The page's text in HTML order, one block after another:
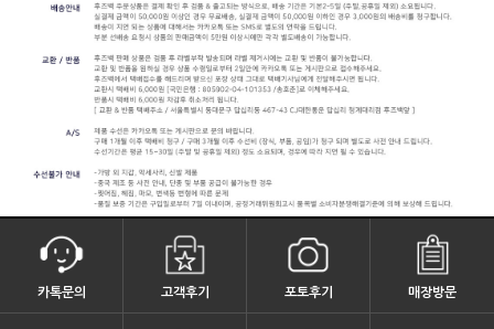
카톡문의 고객후기 포토후기 매장방문